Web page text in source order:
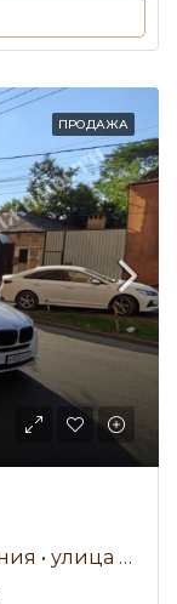
ПРОДАЖА
Земля коммерческого назначения • улица Варфоломеева • Продажа